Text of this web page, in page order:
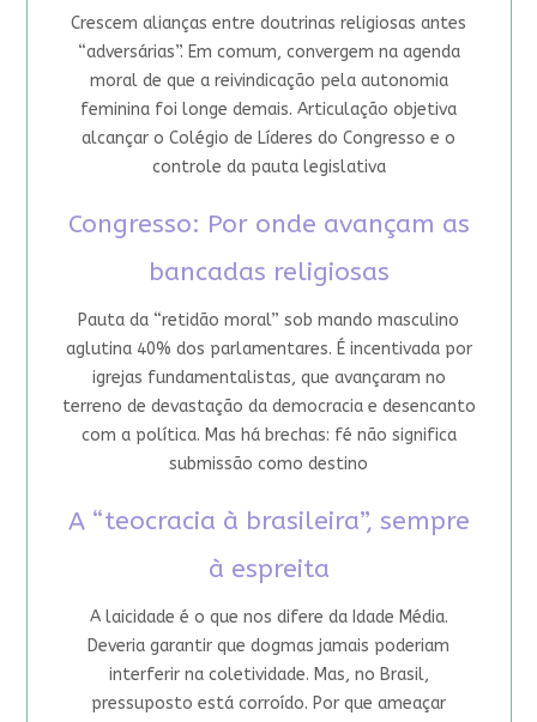
Crescem alianças entre doutrinas religiosas antes
“adversárias”. Em comum, convergem na agenda
moral de que a reivindicação pela autonomia
feminina foi longe demais. Articulação objetiva
alcançar o Colégio de Líderes do Congresso e o
controle da pauta legislativa
Congresso: Por onde avançam as
bancadas religiosas
Pauta da “retidão moral” sob mando masculino
aglutina 40% dos parlamentares. É incentivada por
igrejas fundamentalistas, que avançaram no
terreno de devastação da democracia e desencanto
com a política. Mas há brechas: fé não significa
submissão como destino
A “teocracia à brasileira”, sempre
à espreita
A laicidade é o que nos difere da Idade Média.
Deveria garantir que dogmas jamais poderiam
interferir na coletividade. Mas, no Brasil,
pressuposto está corroído. Por que ameaçar